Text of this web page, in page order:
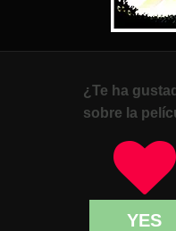
¿Te ha
sobre la
YES